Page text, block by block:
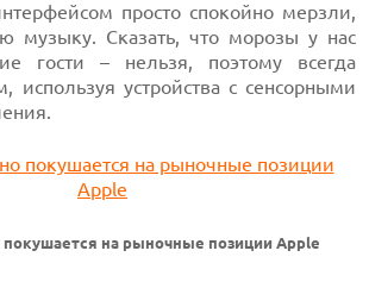
просто спокойно мерзли,
музыку. Сказать, что морозы у нас
гости – нельзя, поэтому всегда
используя устройства с сенсорными
на рыночные позиции Apple